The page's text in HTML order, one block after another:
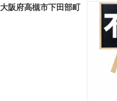
阪府高槻市下田部町